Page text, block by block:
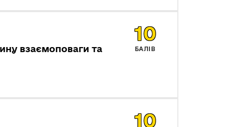
взаємоповаги та
10
БАЛІВ
10